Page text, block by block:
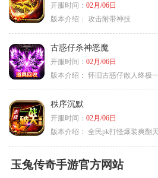
开服时间： 02月/06日
版本介绍： 攻击附带神技
古惑仔杀神恶魔
开服时间： 02月/06日
版本介绍： 怀旧古惑仔散人终极一
秩序沉默
开服时间： 02月/06日
版本介绍： 全民pk打怪爆装爽翻天
玉兔传奇手游官方网站